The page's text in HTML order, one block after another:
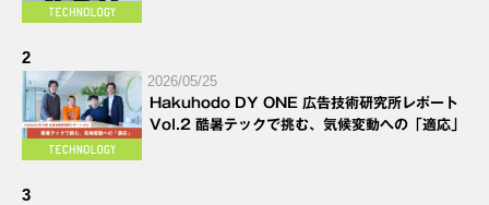
2
2026/05/25
Hakuhodo DY ONE 広告技術研究所レポート
Vol.2 酷暑テックで挑む、気候変動への「適応」
3